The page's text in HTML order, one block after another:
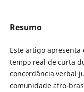
Resumo
Este artigo apresenta
tempo real de curta
concordância verbal
comunidade afro-